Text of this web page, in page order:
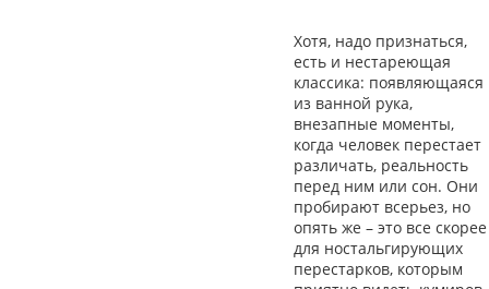
Хотя, надо признаться,
есть и нестареющая
классика: появляющаяся
из ванной рука,
внезапные моменты,
когда человек перестает
различать, реальность
перед ним или сон. Они
пробирают всерьез, но
опять же – это все скорее
для ностальгирующих
перестарков, которым